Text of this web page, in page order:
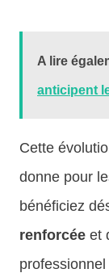
A lire
anticipent
Cette
donne pour
bénéficiez
renforcée et